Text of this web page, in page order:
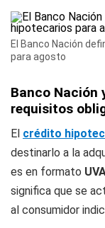
El Banco Nación
para agosto
Banco Nación
requisitos
El crédito
destinarlo a la
es en formato
significa que se
al consumidor